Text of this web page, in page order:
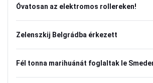
Óvatosan az elektromos rollereken!
Zelenszkij Belgrádba érkezett
Fél tonna marihuánát foglaltak le